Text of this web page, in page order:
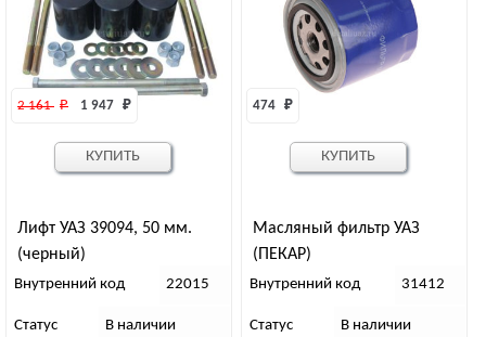
Лифт УАЗ 39094, 50 мм.
(черный)
2 161 ₽ 1 947 ₽
Внутренний код 22015
Статус В наличии
КУПИТЬ
Масляный фильтр УАЗ
(ПЕКАР)
474 ₽
Внутренний код 31412
Статус В наличии
КУПИТЬ